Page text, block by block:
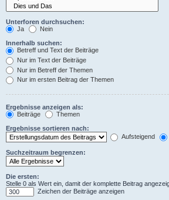
Unterforen durchsuchen:
Ja
Nein
Innerhalb suchen:
Betreff und Text der Beiträge
Nur im Text der Beiträge
Nur im Betreff der Themen
Nur im ersten Beitrag der Themen
Ergebnisse anzeigen als:
Beiträge
Themen
Ergebnisse sortieren nach:
Aufsteigend
Suchzeitraum begrenzen:
Die ersten:
Stelle 0 als Wert ein, damit der komplette Beitrag
Zeichen der Beiträge anzeigen